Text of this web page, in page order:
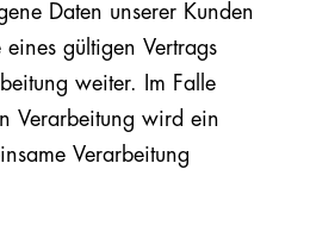
Daten unserer Kunden
gültigen Vertrags
weiter. Im Falle
Verarbeitung wird ein
Verarbeitung